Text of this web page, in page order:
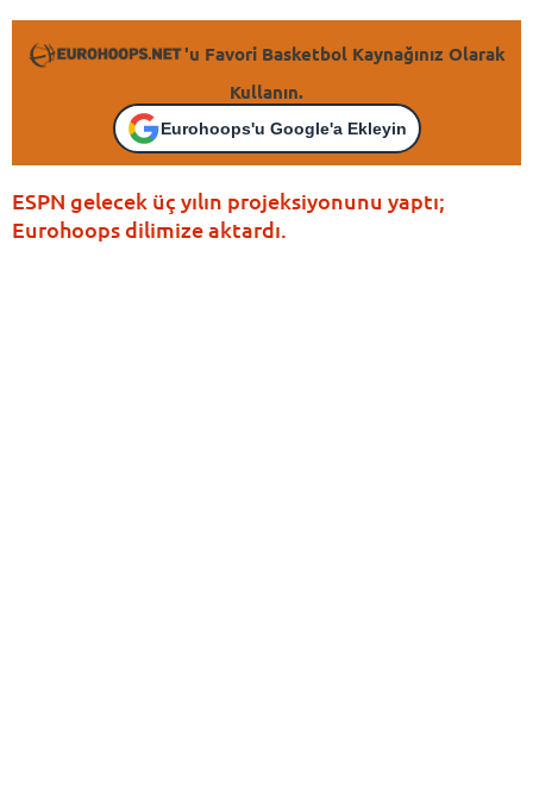
'u Favori Basketbol Kaynağınız Olarak
Kullanın.
Eurohoops'u Google'a Ekleyin
ESPN gelecek üç yılın projeksiyonunu yaptı;
Eurohoops dilimize aktardı.